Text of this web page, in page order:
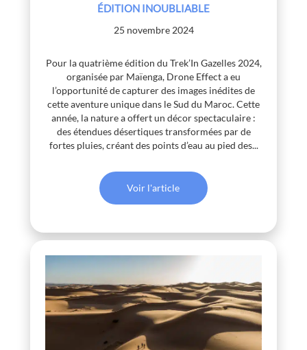
ÉDITION INOUBLIABLE
25 novembre 2024
Pour la quatrième édition du Trek’In Gazelles 2024,
organisée par Maïenga, Drone Effect a eu
l’opportunité de capturer des images inédites de
cette aventure unique dans le Sud du Maroc. Cette
année, la nature a offert un décor spectaculaire :
des étendues désertiques transformées par de
fortes pluies, créant des points d’eau au pied des...
Voir l'article